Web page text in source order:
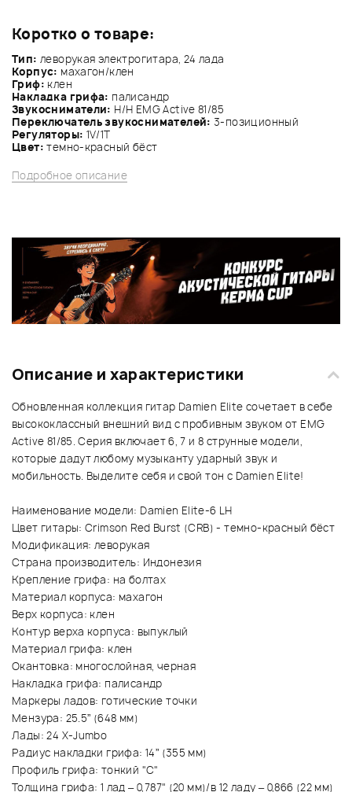
Коротко о товаре:
Тип: леворукая электрогитара, 24 лада
Корпус: махагон/клен
Гриф: клен
Накладка грифа: палисандр
Звукосниматели: Н/Н EMG Active 81/85
Переключатель звукоснимателей: 3-позиционный
Регуляторы: 1V/1Т
Цвет:темно-красный бёст
Подробное описание
Описание и характеристики
Обновленная коллекция гитар Damien Elite сочетает в себе
высококлассный внешний вид с пробивным звуком от EMG
Active 81/85. Серия включает 6, 7 и 8 струнные модели,
которые дадут любому музыканту ударный звук и
мобильность. Выделите себя и свой тон с Damien Elite!
Наименование модели: Damien Elite-6 LH
Цвет гитары: Crimson Red Burst (CRB) - темно-красный бёст
Модификация: леворукая
Страна производитель: Индонезия
Крепление грифа: на болтах
Материал корпуса: махагон
Верх корпуса: клен
Контур верха корпуса: выпуклый
Материал грифа: клен
Окантовка: многослойная, черная
Накладка грифа: палисандр
Маркеры ладов: готические точки
Мензура: 25.5” (648 мм)
Лады: 24 X-Jumbo
Радиус накладки грифа: 14” (355 мм)
Профиль грифа: тонкий "С"
Толщина грифа: 1 лад – 0,787" (20 мм)/в 12 ладу – 0,866 (22 мм)